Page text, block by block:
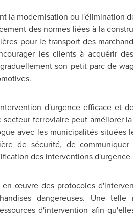
la modernisation ou l'élimination
des normes liées à la
pour le transport des
les clients à acquérir
son petit parc de
d'urgence efficace et
ferroviaire peut améliorer
avec les municipalités situées
de sécurité, de
des interventions
œuvre des protocoles
dangereuses. Une
d'intervention afin